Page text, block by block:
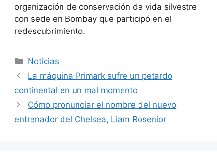
organización de conservación de vida silvestre
con sede en Bombay que participó en el
redescubrimiento.
Categorías
Noticias
La máquina Primark sufre un petardo
continental en un mal momento
Cómo pronunciar el nombre del nuevo
entrenador del Chelsea, Liam Rosenior